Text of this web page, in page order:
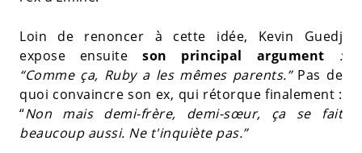
Loin de renoncer à cette idée, Kevin Guedj
expose ensuiteson principal argument :
“Comme ça, Ruby a les mêmes parents.”Pas de
quoi convaincre son ex, qui rétorque finalement :
“Non mais demi-frère, demi-sœur, ça se fait
beaucoup aussi. Ne t'inquiète pas.”